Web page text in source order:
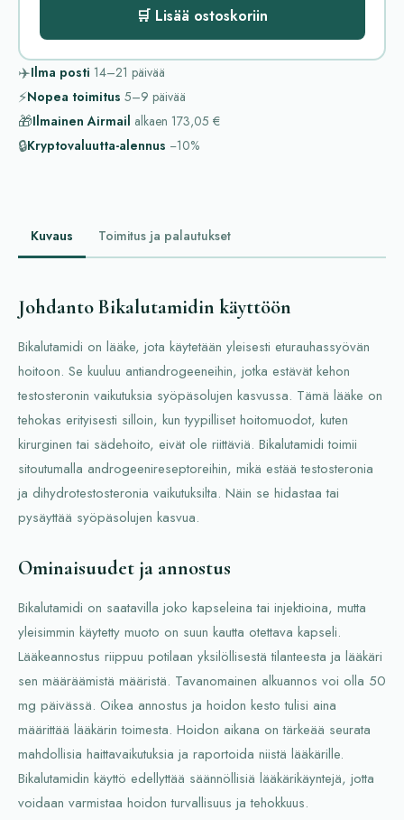
🛒 Lisää ostoskoriin
✈️Ilma posti 14–21 päivää
⚡Nopea toimitus 5–9 päivää
🎁Ilmainen Airmail alkaen 173,05 €
🔒Kryptovaluutta-alennus −10%
Kuvaus Toimitus ja palautukset
Johdanto Bikalutamidin käyttöön
Bikalutamidi on lääke, jota käytetään yleisesti eturauhassyövän
hoitoon. Se kuuluu antiandrogeeneihin, jotka estävät kehon
testosteronin vaikutuksia syöpäsolujen kasvussa. Tämä lääke on
tehokas erityisesti silloin, kun tyypilliset hoitomuodot, kuten
kirurginen tai sädehoito, eivät ole riittäviä. Bikalutamidi toimii
sitoutumalla androgeenireseptoreihin, mikä estää testosteronia
ja dihydrotestosteronia vaikutuksilta. Näin se hidastaa tai
pysäyttää syöpäsolujen kasvua.
Ominaisuudet ja annostus
Bikalutamidi on saatavilla joko kapseleina tai injektioina, mutta
yleisimmin käytetty muoto on suun kautta otettava kapseli.
Lääkeannostus riippuu potilaan yksilöllisestä tilanteesta ja lääkäri
sen määräämistä määristä. Tavanomainen alkuannos voi olla 50
mg päivässä. Oikea annostus ja hoidon kesto tulisi aina
määrittää lääkärin toimesta. Hoidon aikana on tärkeää seurata
mahdollisia haittavaikutuksia ja raportoida niistä lääkärille.
Bikalutamidin käyttö edellyttää säännöllisiä lääkärikäyntejä, jotta
voidaan varmistaa hoidon turvallisuus ja tehokkuus.